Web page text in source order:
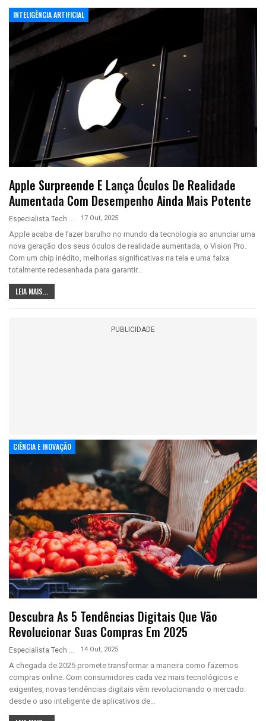
INTELIGÊNCIA ARTIFICIAL
Apple Surpreende E Lança Óculos De Realidade
Aumentada Com Desempenho Ainda Mais Potente
Especialista Tech 17 Out, 2025
Apple acaba de fazer barulho no mundo da tecnologia ao anunciar uma
nova geração dos seus óculos de realidade aumentada, o Vision Pro.
Com um chip inédito, melhorias significativas na tela e uma faixa
totalmente redesenhada para garantir…
LEIA MAIS...
PUBLICIDADE
CIÊNCIA E INOVAÇÃO
Descubra As 5 Tendências Digitais Que Vão
Revolucionar Suas Compras Em 2025
Especialista Tech 14 Out, 2025
A chegada de 2025 promete transformar a maneira como fazemos
compras online. Com consumidores cada vez mais tecnológicos e
exigentes, novas tendências digitais vêm revolucionando o mercado:
desde o uso inteligente de aplicativos de…